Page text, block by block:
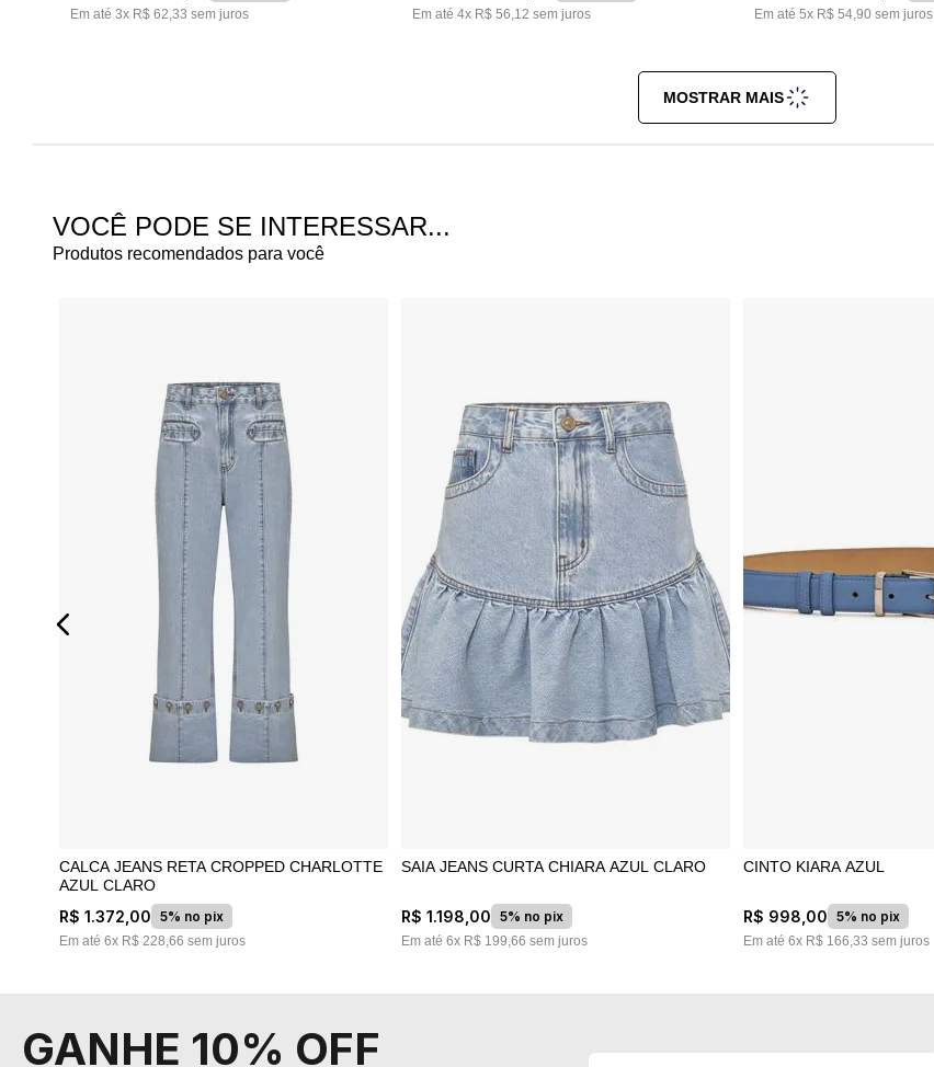
Em até 3x R$ 62,33 sem juros Em até 4x R$ 56,12 sem juros Em até 5x R$ 54,90 sem juros
MOSTRAR MAIS
VOCÊ PODE SE INTERESSAR...
Produtos recomendados para você
CALCA JEANS RETA CROPPED CHARLOTTE
AZUL CLARO
R$ 1.372 00 5% no pix
Em até6x R$ 228,66 sem juros
SAIA JEANS CURTA CHIARA AZUL CLARO
R$ 1.198 00 5% no pix
Em até6x R$ 199,66 sem juros
CINTO KIARA AZUL
R$ 998 00 5% no pix
Em até6x R$ 166,33 sem juros
GANHE 10% OFF